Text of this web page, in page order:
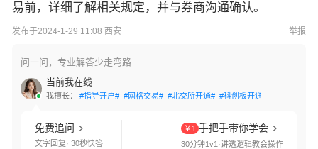
易前，详细了解相关规定，并与券商沟通确认。
发布于2024-1-29 11:08 西安 举报
问一问，专业解答少走弯路
当前我在线
我擅长： #指导开户# #网格交易# #北交所开通# #科创板开通#
免费追问
文字回复· 30秒快答
￥1 手把手带你学会
30分钟1v1·讲透逻辑教会操作